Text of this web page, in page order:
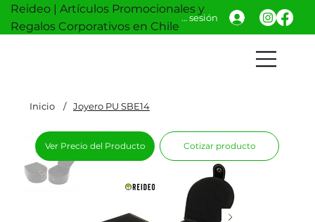
Reideo | Artículos Promocionales y
Regalos Corporativos en Chile
Iniciar sesión
Inicio / Joyero PU SBE14
Ver Precio del Producto Cotizar producto